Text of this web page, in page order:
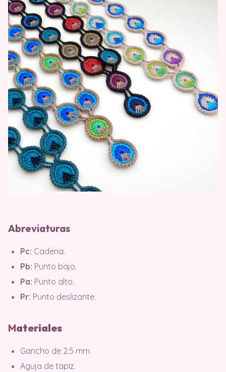
Abreviaturas
Pc: Cadena.
Pb: Punto bajo.
Pa: Punto alto.
Pr: Punto deslizante.
Materiales
Gancho de 2.5 mm.
Aguja de tapiz.